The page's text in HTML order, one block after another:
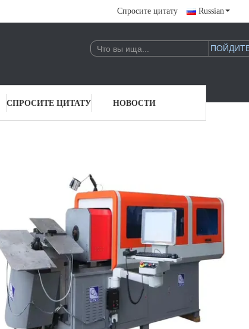
Спросите цитату Russian
СПРОСИТЕ ЦИТАТУ НОВОСТИ